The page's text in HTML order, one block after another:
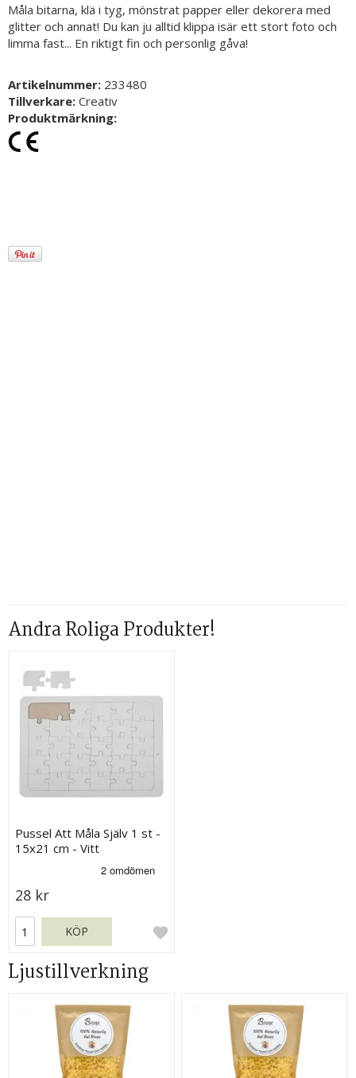
Måla bitarna, klä i tyg, mönstrat papper eller dekorera med
glitter och annat! Du kan ju alltid klippa isär ett stort foto och
limma fast... En riktigt fin och personlig gåva!
Artikelnummer: 233480
Tillverkare: Creativ
Produktmärkning:
Andra Roliga Produkter!
Pussel Att Måla Själv 1 st -
15x21 cm - Vitt
28 kr
KÖP
Ljustillverkning